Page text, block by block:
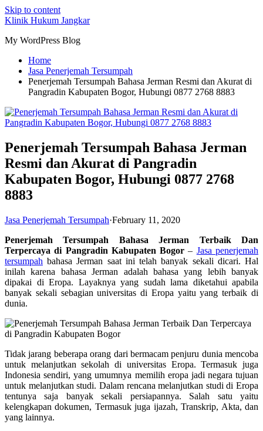
Skip to content
Klinik Hukum Jangkar
My WordPress Blog
Home
Jasa Penerjemah Tersumpah
Penerjemah Tersumpah Bahasa Jerman Resmi dan Akurat di
Pangradin Kabupaten Bogor, Hubungi 0877 2768 8883
Penerjemah Tersumpah Bahasa Jerman
Resmi dan Akurat di Pangradin
Kabupaten Bogor, Hubungi 0877 2768
8883
Jasa Penerjemah Tersumpah·February 11, 2020
Penerjemah Tersumpah Bahasa Jerman Terbaik Dan
Terpercaya di Pangradin Kabupaten Bogor– Jasa penerjemah
tersumpah bahasa Jerman saat ini telah banyak sekali dicari. Hal
inilah karena bahasa Jerman adalah bahasa yang lebih banyak
dipakai di Eropa. Layaknya yang sudah lama diketahui apabila
banyak sekali sebagian universitas di Eropa yaitu yang terbaik di
dunia.
Tidak jarang beberapa orang dari bermacam penjuru dunia mencoba
untuk melanjutkan sekolah di universitas Eropa. Termasuk juga
Indonesia sendiri, yang umumnya memilih eropa jadi negara tujuan
untuk melanjutkan studi. Dalam rencana melanjutkan studi di Eropa
tentunya saja banyak sekali persiapannya. Salah satu yaitu
kelengkapan dokumen, Termasuk juga ijazah, Transkrip, Akta, dan
yang lainnya.